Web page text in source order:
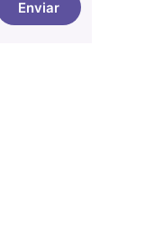
Enviar